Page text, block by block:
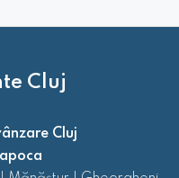
Cluj
Cluj